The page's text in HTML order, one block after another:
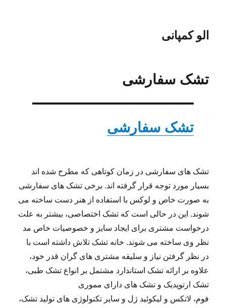
الو کمپانی
تشک سفارشی
تشک سفارشی
تشک های سفارشی در زمان کوتاهی که مطرح شده اند
بسیار مورد توجه قرار گرفته اند. برخی تشک های سفارشی
به صورت خاص و لوکس با استفاده از هنر دست ساخته می
شوند. این در حالی است که تشک اختصاصی، بیشتر به علت
درخواست مشتری برای ایجاد سایز و خصوصیات خاص مد
نظر وی ساخته می شوند. خانه تشک تلاش داشته است با
در نظر گرفتن نیاز و سلیقه مشتری های گران قدر خود،
علاوه بر ارائه تشک استاندارد مشتمل بر انواع تشک طبی،
تشک ارتوپدیک و تشک های دارای مموری
فوم، لاتکس و لیکوئید ژل و سایر تکنولوژی های تولید تشک،